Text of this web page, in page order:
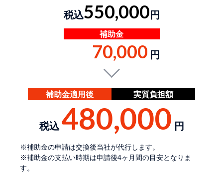
税込550,000円
補助金
70,000 円
補助金適用後 実質負担額
税込 480,000 円
※補助金の申請は交換後当社が代行します。
※補助金の支払い時期は申請後4ヶ月間の目安となりま
す。